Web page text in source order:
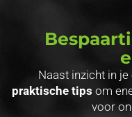
Naast inzicht in
praktische tips om
voor